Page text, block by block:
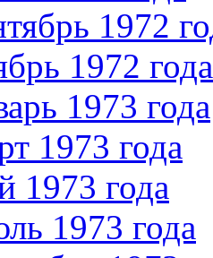
1972
1972 года
1973 года
1973 года
года
1973 года